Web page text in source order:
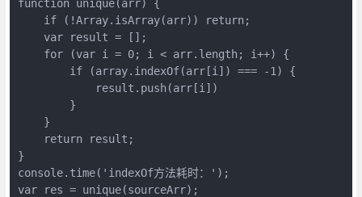
function unique(arr) {
    if (!Array.isArray(arr)) return;
    var result = [];
    for (var i = 0; i < arr.length; i++) {
        if (array.indexOf(arr[i]) === -1) {
            result.push(arr[i])
        }
    }
    return result;
}
console.time('indexOf方法耗时：');
var res = unique(sourceArr);